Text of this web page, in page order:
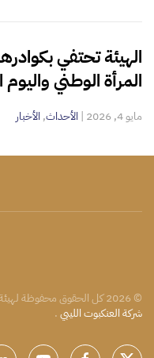
الهيئة تحتفي
المرأة الوطني
مايو 4, 2026 | الأحداث, الأخبار
©
2026كل الحقوق محفوظة
شركة العنكبوت الليبي.